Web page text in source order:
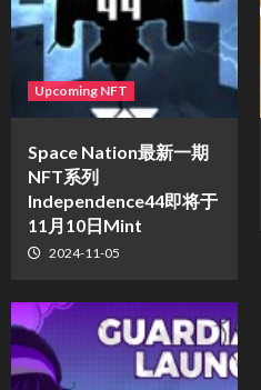
Upcoming NFT
Space Nation最新一期
NFT系列
Independence44即将于
11月10日Mint
2024-11-05